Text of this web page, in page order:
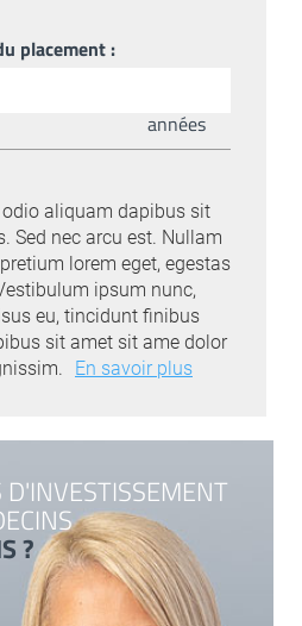
placement :
années
aliquam dapibus sit
Sed nec arcu est. Nullam
lorem eget, egestas
ipsum nunc,
eu, tincidunt finibus
sit amet sit ame dolor
En savoir plus
D'INVESTISSEMENT
?